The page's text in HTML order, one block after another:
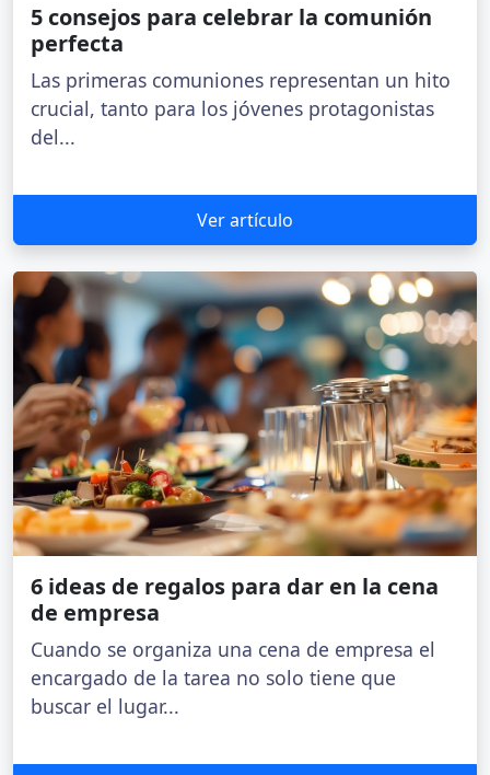
5 consejos para celebrar la comunión
perfecta
Las primeras comuniones representan un hito
crucial, tanto para los jóvenes protagonistas
del...
Ver artículo
6 ideas de regalos para dar en la cena
de empresa
Cuando se organiza una cena de empresa el
encargado de la tarea no solo tiene que
buscar el lugar...